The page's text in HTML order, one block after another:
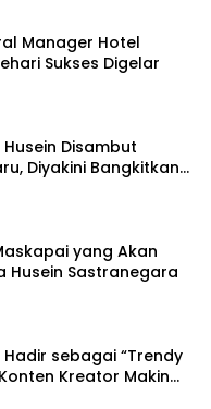
Manager Hotel
Sukses Digelar
Disambut
Diyakini Bangkitkan
yang Akan
Husein Sastranegara
Hadir sebagai “Trendy
Kreator Makin